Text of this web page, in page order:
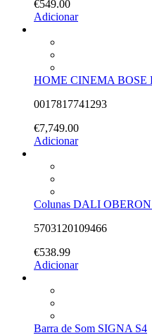
€549.00
Adicionar
HOME CINEMA BOSE
0017817741293
€7,749.00
Adicionar
Colunas DALI
5703120109466
€538.99
Adicionar
Barra de Som SIGNA S4